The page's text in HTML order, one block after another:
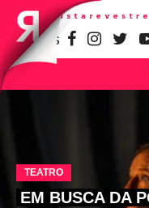
SIGA-NOS
TEATRO
EM BUSCA DA